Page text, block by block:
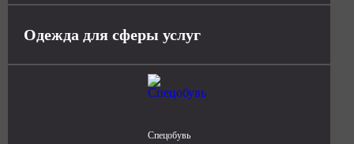
Одежда для сферы услуг
Спецобувь